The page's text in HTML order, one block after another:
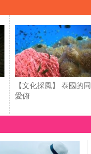
【文化採風】 泰國的同
愛俯